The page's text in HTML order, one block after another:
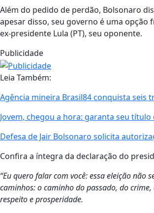
Além do pedido de perdão, Bolsonaro
apesar disso, seu governo é uma opção
ex-presidente Lula (PT), seu oponente.
Publicidade
Leia Também:
Agência mineira Brasil84 conquista seis
Jovem, chegou a hora: garanta seu
Defesa de Jair Bolsonaro solicita
Confira a íntegra da declaração do
“Eu quero falar com você: essa eleição não
caminhos: o caminho do passado, do
respeito e prosperidade.